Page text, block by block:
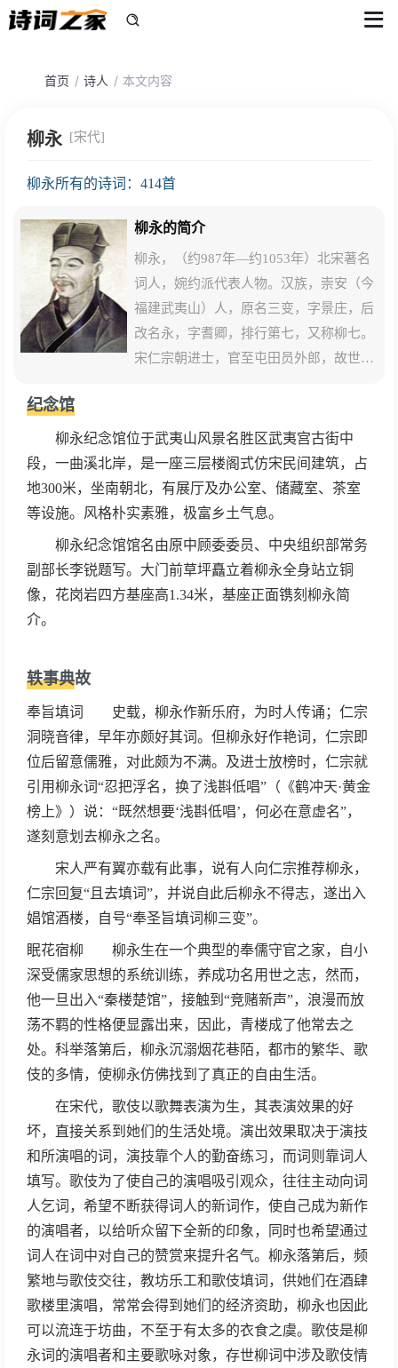
首页 诗人 本文内容
柳永 [宋代]
柳永所有的诗词：414首
柳永的简介
柳永，（约987年—约1053年）北宋著名
词人，婉约派代表人物。汉族，崇安（今
福建武夷山）人，原名三变，字景庄，后
改名永，字耆卿，排行第七，又称柳七。
宋仁宗朝进士，官至屯田员外郎，故世称
多描绘城市风光和歌妓生活，尤长于抒写
羁旅行役之情，创作慢词独多。铺叙刻
画，情景交融，语言通俗，音律谐婉，在
当时流传极其广泛，人称“凡有井水饮
纪念馆
柳永纪念馆位于武夷山风景名胜区武夷宫古街中
段，一曲溪北岸，是一座三层楼阁式仿宋民间建筑，占
地300米，坐南朝北，有展厅及办公室、储藏室、茶室
等设施。风格朴实素雅，极富乡土气息。
柳永纪念馆馆名由原中顾委委员、中央组织部常务
副部长李锐题写。大门前草坪矗立着柳永全身站立铜
像，花岗岩四方基座高1.34米，基座正面镌刻柳永简
介。
轶事典故
奉旨填词 史载，柳永作新乐府，为时人传诵；仁宗
洞晓音律，早年亦颇好其词。但柳永好作艳词，仁宗即
位后留意儒雅，对此颇为不满。及进士放榜时，仁宗就
引用柳永词“忍把浮名，换了浅斟低唱”（《鹤冲天·黄金
榜上》）说：“既然想要‘浅斟低唱’，何必在意虚名”，
遂刻意划去柳永之名。
宋人严有翼亦载有此事，说有人向仁宗推荐柳永，
仁宗回复“且去填词”，并说自此后柳永不得志，遂出入
娼馆酒楼，自号“奉圣旨填词柳三变”。
眠花宿柳 柳永生在一个典型的奉儒守官之家，自小
深受儒家思想的系统训练，养成功名用世之志，然而，
他一旦出入“秦楼楚馆”，接触到“竞赌新声”，浪漫而放
荡不羁的性格便显露出来，因此，青楼成了他常去之
处。科举落第后，柳永沉溺烟花巷陌，都市的繁华、歌
伎的多情，使柳永仿佛找到了真正的自由生活。
在宋代，歌伎以歌舞表演为生，其表演效果的好
坏，直接关系到她们的生活处境。演出效果取决于演技
和所演唱的词，演技靠个人的勤奋练习，而词则靠词人
填写。歌伎为了使自己的演唱吸引观众，往往主动向词
人乞词，希望不断获得词人的新词作，使自己成为新作
的演唱者，以给听众留下全新的印象，同时也希望通过
词人在词中对自己的赞赏来提升名气。柳永落第后，频
繁地与歌伎交往，教坊乐工和歌伎填词，供她们在酒肆
歌楼里演唱，常常会得到她们的经济资助，柳永也因此
可以流连于坊曲，不至于有太多的衣食之虞。歌伎是柳
永词的演唱者和主要歌咏对象，存世柳词中涉及歌伎情